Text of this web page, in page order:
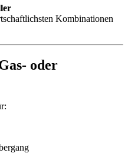
Kombinationen
oder